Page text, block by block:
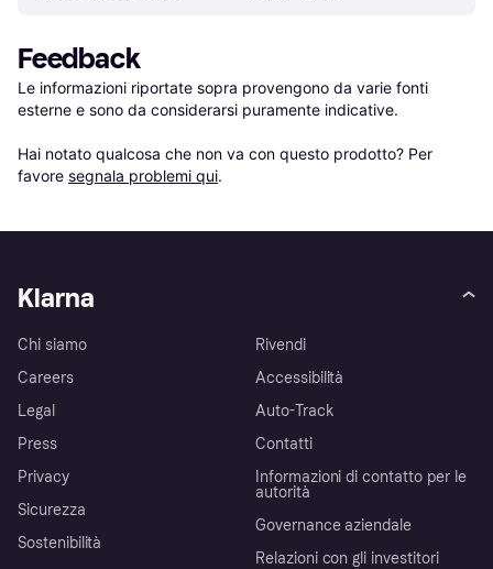
Feedback
Le informazioni riportate sopra provengono da varie fonti
esterne e sono da considerarsi puramente indicative.
Hai notato qualcosa che non va con questo prodotto? Per
favore segnala problemi qui.
Klarna
Chi siamo
Careers
Legal
Press
Privacy
Sicurezza
Sostenibilità
Rivendi
Accessibilità
Auto-Track
Contatti
Informazioni di contatto per le
autorità
Governance aziendale
Relazioni con gli investitori